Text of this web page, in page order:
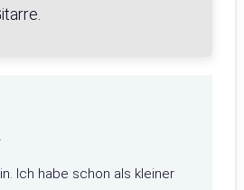
Ich habe schon als kleiner